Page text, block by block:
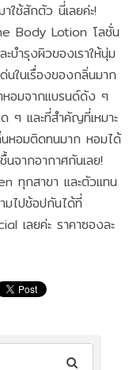
ใช้สักตัว นี่เลยค่ะ!
Body Lotion โลชั่น
ำรุงผิวของเราให้นุ่ม
นในเรื่องของกลิ่นมาก
หอมจากแบรนด์ดัง ๆ
ๆ และที่สำคัญที่เหมาะ
หอมติดทนมาก หอมได้
จากอากาศกันเลย!
ทุกสาขา และตัวแทน
มไปช้อปกันได้ที่
เลยค่ะ ราคาซองละ